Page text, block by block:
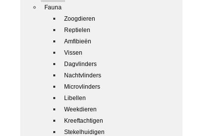
Fauna
Zoogdieren
Reptielen
Amfibieën
Vissen
Dagvlinders
Nachtvlinders
Microvlinders
Libellen
Weekdieren
Kreeftachtigen
Stekelhuidigen